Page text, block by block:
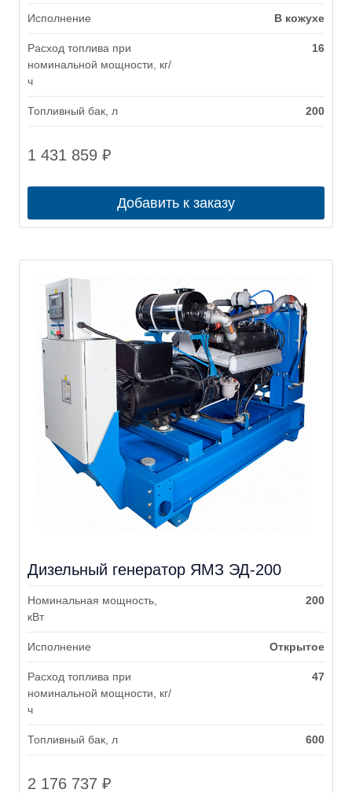
Исполнение В кожухе
Расход топлива при
номинальной мощности, кг/
ч
16
Топливный бак, л 200
1 431 859 ₽
Добавить к заказу
Дизельный генератор ЯМЗ ЭД-200
Номинальная мощность,
кВт
200
Исполнение Открытое
Расход топлива при
номинальной мощности, кг/
ч
47
Топливный бак, л 600
2 176 737 ₽